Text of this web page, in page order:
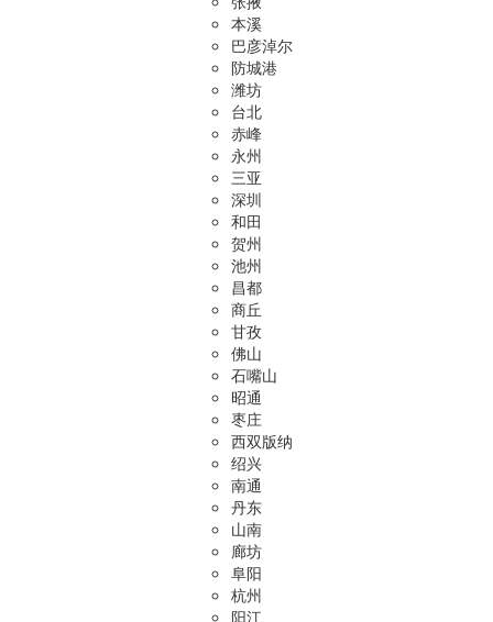
本溪
巴彦淖尔
防城港
潍坊
台北
赤峰
永州
三亚
深圳
和田
贺州
池州
昌都
商丘
甘孜
佛山
石嘴山
昭通
枣庄
西双版纳
绍兴
南通
丹东
山南
廊坊
阜阳
杭州
阳江